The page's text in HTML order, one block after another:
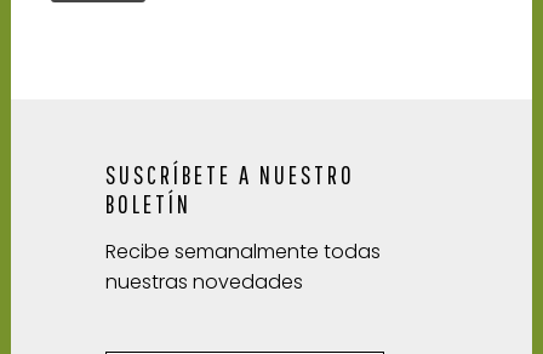
SUSCRÍBETE A NUESTRO
BOLETÍN
Recibe semanalmente todas
nuestras novedades